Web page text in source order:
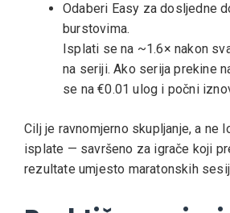
Odaberi Easy za dosljedne
burstovima.
Isplati se na ~1.6× nakon
na seriji.Ako serija prekine
se na €0.01 ulog i počni
Cilj je ravnomjerno skupljanje, a ne
isplate — savršeno za igrače koji
rezultate umjesto maratonskih